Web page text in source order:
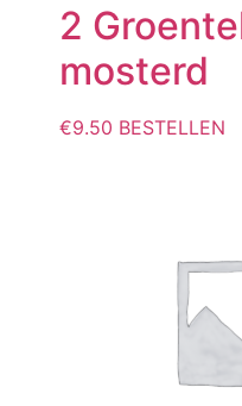
2
mosterd
€9.50 BESTELLEN